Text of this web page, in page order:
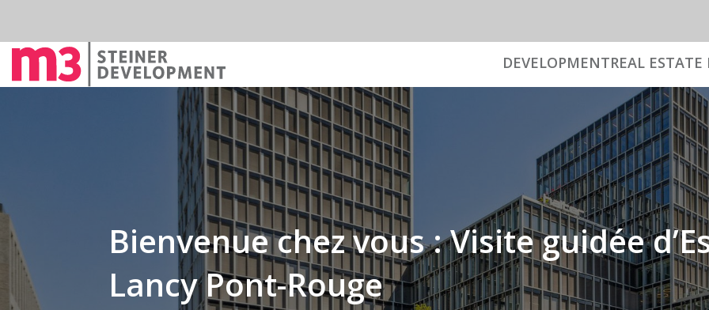
DEVELOPMENTREAL ESTATE
Bienvenue chez vous : Visite guidée
Lancy Pont-Rouge